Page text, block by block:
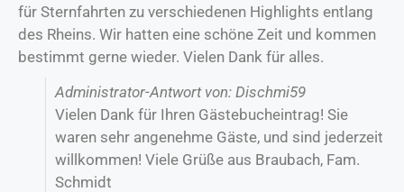
für Sternfahrten zu verschiedenen Highlights entlang
des Rheins. Wir hatten eine schöne Zeit und kommen
bestimmt gerne wieder. Vielen Dank für alles.
Administrator-Antwort von: Dischmi59
Vielen Dank für Ihren Gästebucheintrag! Sie
waren sehr angenehme Gäste, und sind jederzeit
willkommen! Viele Grüße aus Braubach, Fam.
Schmidt